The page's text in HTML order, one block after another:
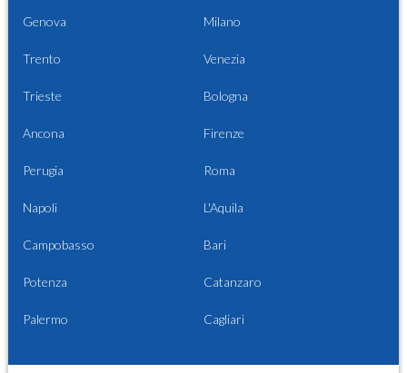
Genova Milano
Trento Venezia
Trieste Bologna
Ancona Firenze
Perugia Roma
Napoli L'Aquila
Campobasso Bari
Potenza Catanzaro
Palermo Cagliari